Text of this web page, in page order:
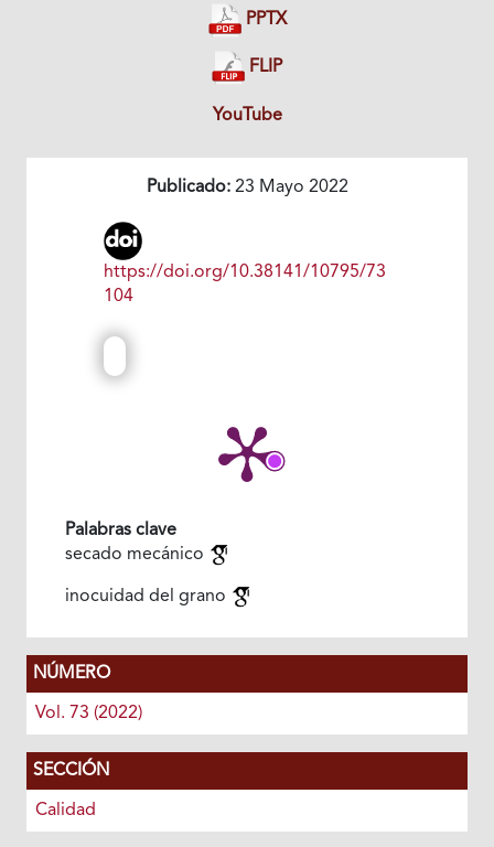
PPTX
FLIP
YouTube
Publicado:23 Mayo 2022
https://doi.org/10.38141/10795/73
104
Palabras clave
secado mecánico
inocuidad del grano
NÚMERO
Vol. 73 (2022)
SECCIÓN
Calidad